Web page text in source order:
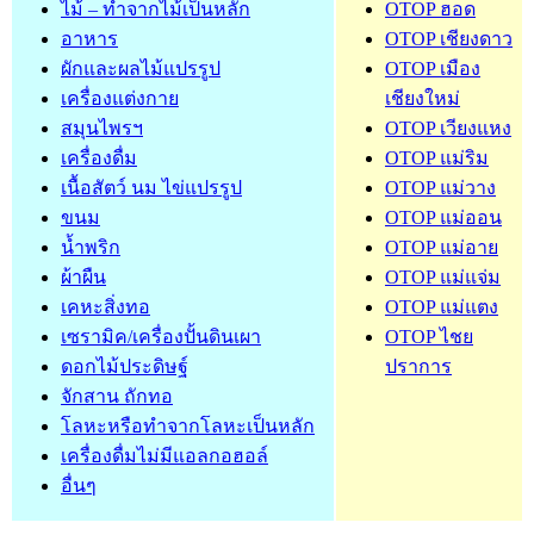
OTOP ฮอด
OTOP เชียงดาว
OTOP เมือง
เชียงใหม่
OTOP เวียงแหง
OTOP แม่ริม
OTOP แม่วาง
OTOP แม่ออน
OTOP แม่อาย
OTOP แม่แจ่ม
OTOP แม่แตง
OTOP ไชย
ปราการ
ไม้ – ทำจากไม้เป็นหลัก
อาหาร
ผักและผลไม้แปรรูป
เครื่องแต่งกาย
สมุนไพรฯ
เครื่องดื่ม
เนื้อสัตว์ นม ไข่แปรรูป
ขนม
น้ำพริก
ผ้าผืน
เคหะสิ่งทอ
เซรามิค/เครื่องปั้นดินเผา
ดอกไม้ประดิษฐ์
จักสาน ถักทอ
โลหะหรือทำจากโลหะเป็นหลัก
เครื่องดื่มไม่มีแอลกอฮอล์
อื่นๆ